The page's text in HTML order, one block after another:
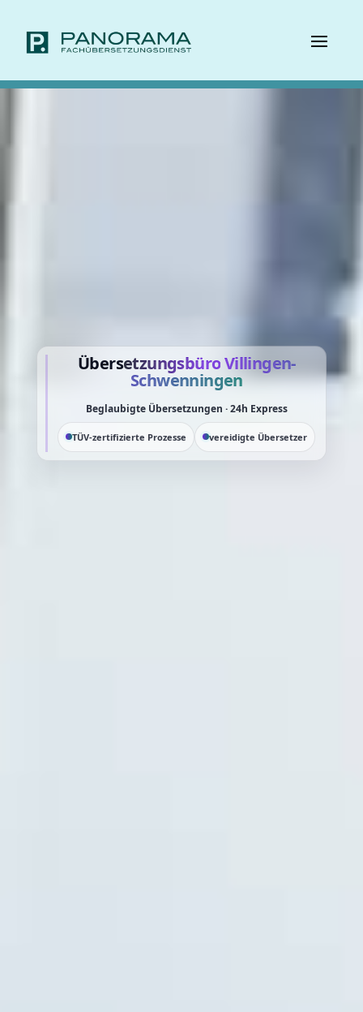
ÜbersetzungsbüroVillingen-
Schwenningen
Beglaubigte Übersetzungen · 24h Express
TÜV-zertifizierte Prozesse vereidigte Übersetzer